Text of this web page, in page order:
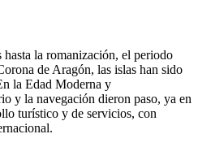
la romanización, el periodo
de Aragón, las islas han sido
la Edad Moderna y
y la navegación dieron paso, ya en
turístico y de servicios, con